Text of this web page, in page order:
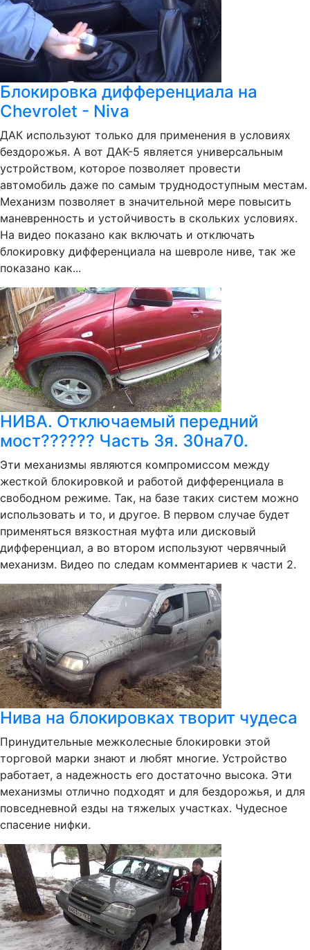
Блокировка дифференциала на
Chevrolet - Niva
ДАК используют только для применения в условиях
бездорожья. А вот ДАК-5 является универсальным
устройством, которое позволяет провести
автомобиль даже по самым труднодоступным местам.
Механизм позволяет в значительной мере повысить
маневренность и устойчивость в скольких условиях.
На видео показано как включать и отключать
блокировку дифференциала на шевроле ниве, так же
показано как...
НИВА. Отключаемый передний
мост?????? Часть 3я. 30на70.
Эти механизмы являются компромиссом между
жесткой блокировкой и работой дифференциала в
свободном режиме. Так, на базе таких систем можно
использовать и то, и другое. В первом случае будет
применяться вязкостная муфта или дисковый
дифференциал, а во втором используют червячный
механизм. Видео по следам комментариев к части 2.
Нива на блокировках творит чудеса
Принудительные межколесные блокировки этой
торговой марки знают и любят многие. Устройство
работает, а надежность его достаточно высока. Эти
механизмы отлично подходят и для бездорожья, и для
повседневной езды на тяжелых участках. Чудесное
спасение нифки.